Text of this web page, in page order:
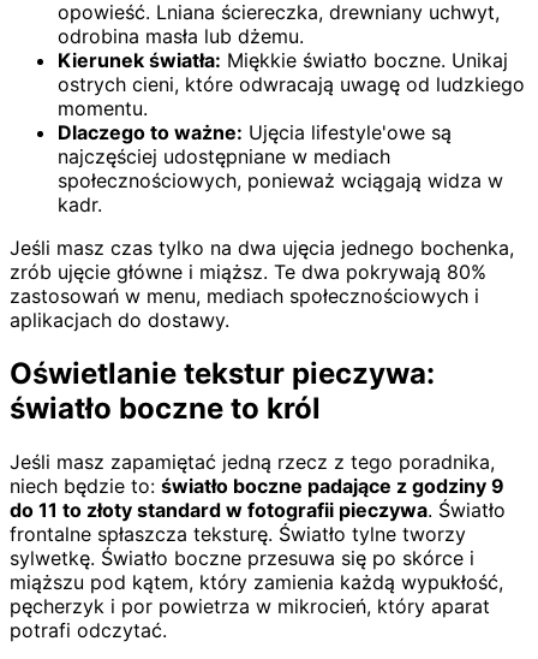
opowieść. Lniana ściereczka, drewniany uchwyt,
odrobina masła lub dżemu.
Kierunek światła: Miękkie światło boczne. Unikaj
ostrych cieni, które odwracają uwagę od ludzkiego
momentu.
Dlaczego to ważne: Ujęcia lifestyle'owe są
najczęściej udostępniane w mediach
społecznościowych, ponieważ wciągają widza w
kadr.
Jeśli masz czas tylko na dwa ujęcia jednego bochenka,
zrób ujęcie główne i miąższ. Te dwa pokrywają 80%
zastosowań w menu, mediach społecznościowych i
aplikacjach do dostawy.
Oświetlanie tekstur pieczywa:
światło boczne to król
Jeśli masz zapamiętać jedną rzecz z tego poradnika,
niech będzie to: światło boczne padające z godziny 9
do 11 to złoty standard w fotografii pieczywa. Światło
frontalne spłaszcza teksturę. Światło tylne tworzy
sylwetkę. Światło boczne przesuwa się po skórce i
miąższu pod kątem, który zamienia każdą wypukłość,
pęcherzyk i por powietrza w mikrocień, który aparat
potrafi odczytać.